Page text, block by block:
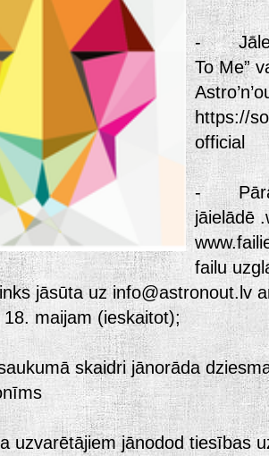
-
To Me”
https://
official
-
jāielādē
failu
jāsūta uz info@astronout.lv
18. maijam (ieskaitot);
skaidri jānorāda
jānodod tiesības